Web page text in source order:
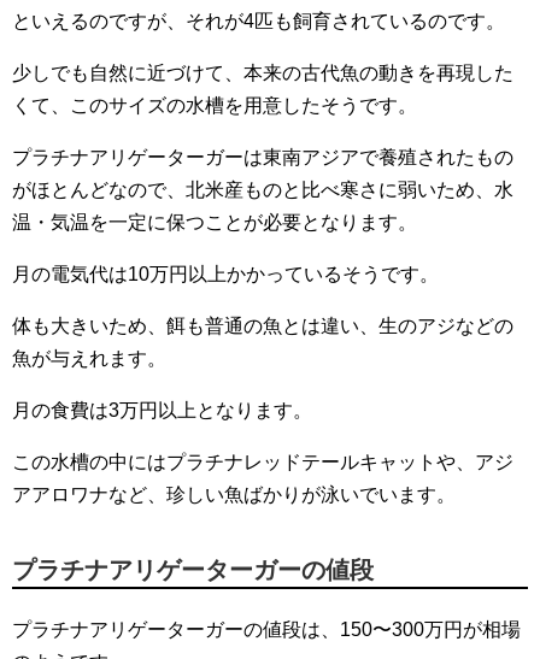
といえるのですが、それが4匹も飼育されているのです。
少しでも自然に近づけて、本来の古代魚の動きを再現した
くて、このサイズの水槽を用意したそうです。
プラチナアリゲーターガーは東南アジアで養殖されたもの
がほとんどなので、北米産ものと比べ寒さに弱いため、水
温・気温を一定に保つことが必要となります。
月の電気代は10万円以上かかっているそうです。
体も大きいため、餌も普通の魚とは違い、生のアジなどの
魚が与えれます。
月の食費は3万円以上となります。
この水槽の中にはプラチナレッドテールキャットや、アジ
アアロワナなど、珍しい魚ばかりが泳いでいます。
プラチナアリゲーターガーの値段
プラチナアリゲーターガーの値段は、150〜300万円が相場